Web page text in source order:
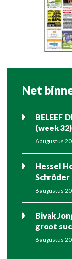
Net
BELEEF
(week 32)
6 augustus
Hessel
Schröder
6 augustus
Bivak Jong
groot
6 augustus